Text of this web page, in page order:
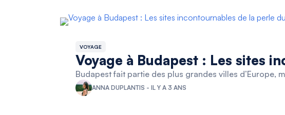
VOYAGE
Voyage à Budapest : Les sites
Budapest fait partie des plus grandes villes d’Europe,
ANNA DUPLANTIS - IL Y A 3 ANS